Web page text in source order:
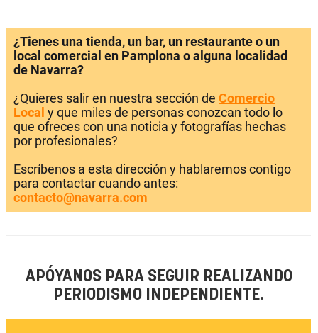
¿Tienes una tienda, un bar, un restaurante o un
local comercial en Pamplona o alguna localidad
de Navarra?
¿Quieres salir en nuestra sección de Comercio
Local y que miles de personas conozcan todo lo
que ofreces con una noticia y fotografías hechas
por profesionales?
Escríbenos a esta dirección y hablaremos contigo
para contactar cuando antes:
contacto@navarra.com
APÓYANOS PARA SEGUIR REALIZANDO
PERIODISMO INDEPENDIENTE.